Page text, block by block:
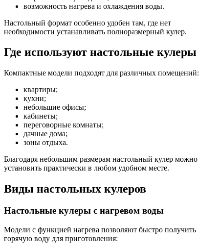
возможность нагрева и охлаждения воды.
Настольный формат особенно удобен там, где нет
необходимости устанавливать полноразмерный кулер.
Где используют настольные кулеры
Компактные модели подходят для различных помещений:
квартиры;
кухни;
небольшие офисы;
кабинеты;
переговорные комнаты;
дачные дома;
зоны отдыха.
Благодаря небольшим размерам настольный кулер можно
установить практически в любом удобном месте.
Виды настольных кулеров
Настольные кулеры с нагревом воды
Модели с функцией нагрева позволяют быстро получить
горячую воду для приготовления: